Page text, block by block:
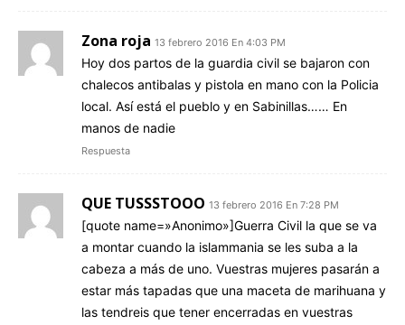
Zona roja 13 febrero 2016 En 4:03 PM
Hoy dos partos de la guardia civil se bajaron con
chalecos antibalas y pistola en mano con la Policia
local. Así está el pueblo y en Sabinillas…… En
manos de nadie
Respuesta
QUE TUSSSTOOO 13 febrero 2016 En 7:28 PM
[quote name=»Anonimo»]Guerra Civil la que se va
a montar cuando la islammania se les suba a la
cabeza a más de uno. Vuestras mujeres pasarán a
estar más tapadas que una maceta de marihuana y
las tendreis que tener encerradas en vuestras